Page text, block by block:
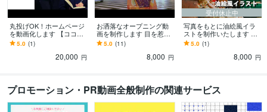
丸投げOK！ホームページ
を動画化します 【ココナ
ラ限定】丸投げOK！プロ
が作る企業PR動画
5.0 (1)
20,000 円
お洒落なオープニング動
画を制作します 目を惹く
お洒落なオープニング
で、2ランク上の動画に！
5.0 (11)
8,000 円
受付休止中
写真をもとに油絵風イラ
ストを制作いたします お
持ちの写真を、「印象派
風の油絵」にしてみませ
5.0 (1)
8,000 円
プロモーション・PR動画全般制作の関連サービス